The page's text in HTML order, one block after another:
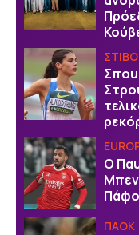
Ο
ΠΑΟΚ